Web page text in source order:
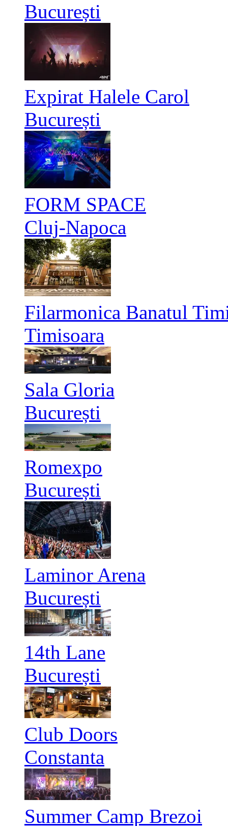
București
Expirat Halele Carol
București
FORM SPACE
Cluj-Napoca
Filarmonica Banatul
Timisoara
Sala Gloria
București
Romexpo
București
Laminor Arena
București
14th Lane
București
Club Doors
Constanta
Summer Camp Brezoi